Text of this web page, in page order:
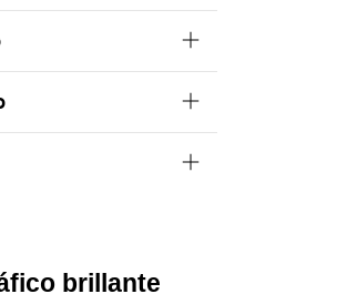
brillante